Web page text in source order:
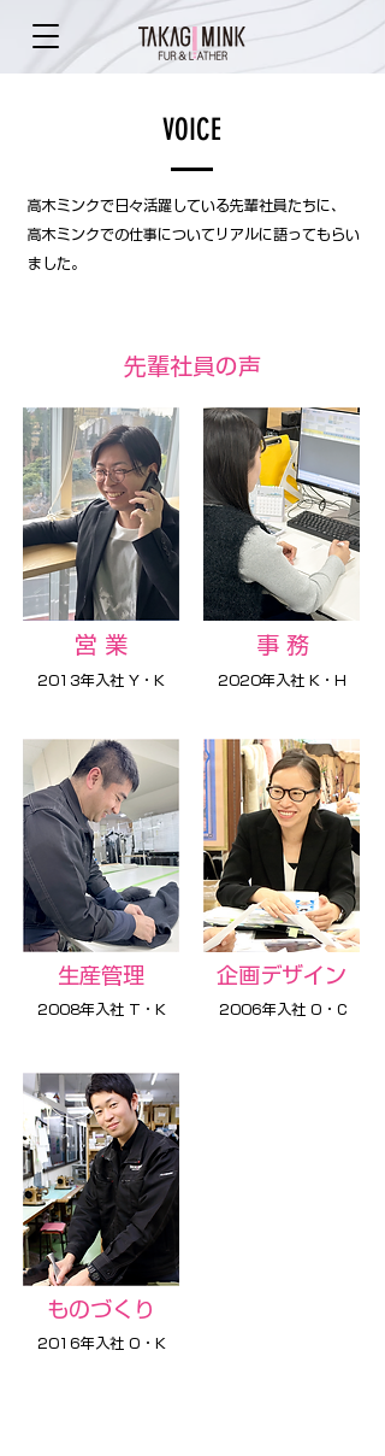
VOICE
高木ミンクで日々活躍している先輩社員たちに、
高木ミンクでの仕事についてリアルに語ってもらい
ました。
先輩社員の声
営 業
2013年入社 Y・K
​事 務
2020年入社 K・H
生産管理
2008年入社 T・K 2006年入社 O・C
企画デザイン
ものづくり
2016年入社 O・K